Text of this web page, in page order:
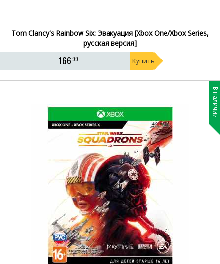
Tom Clancy's Rainbow Six: Эвакуация [Xbox One/Xbox Series,
русская версия]
16699 Купить
В наличии